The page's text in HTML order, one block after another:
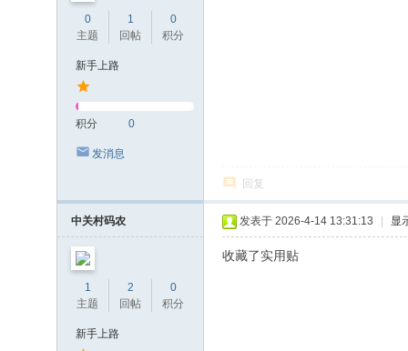
0
主题
1
回帖
0
积分
新手上路
积分 0
发消息
回复
中关村码农
1
主题
2
回帖
0
积分
新手上路
发表于 2026-4-14 13:31:13 显
收藏了实用贴